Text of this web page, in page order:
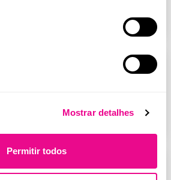
Mostrar detalhes
Permitir todos
Sintra